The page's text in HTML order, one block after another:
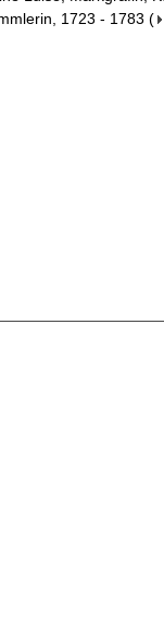
1723 - 1783 (